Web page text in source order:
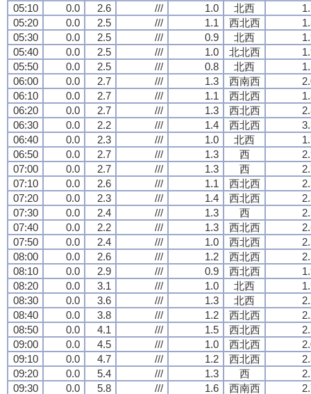
05:10
0.0 2.6 /// 1.0 北西
05:20
0.0 2.5 /// 1.1 西北西
05:30
0.0 2.5 /// 0.9 北西
05:40
0.0 2.5 /// 1.0 北北西
05:50
0.0 2.5 /// 0.8 北西
06:00
0.0 2.7 /// 1.3 西南西
06:10
0.0 2.7 /// 1.1 西北西
06:20
0.0 2.7 /// 1.3 西北西
06:30
0.0 2.2 /// 1.4 西北西
06:40
0.0 2.3 /// 1.0 北西
06:50
0.0 2.7 /// 1.3 西
07:00
0.0 2.7 /// 1.3 西
07:10
0.0 2.6 /// 1.1 西北西
07:20
0.0 2.3 /// 1.4 西北西
07:30
0.0 2.4 /// 1.3 西
07:40
0.0 2.2 /// 1.3 西北西
07:50
0.0 2.4 /// 1.0 西北西
08:00
0.0 2.6 /// 1.2 西北西
08:10
0.0 2.9 /// 0.9 西北西
08:20
0.0 3.1 /// 1.0 北西
08:30
0.0 3.6 /// 1.3 北西
08:40
0.0 3.8 /// 1.2 西北西
08:50
0.0 4.1 /// 1.5 西北西
09:00
0.0 4.5 /// 1.0 西北西
09:10
0.0 4.7 /// 1.2 西北西
09:20
0.0 5.4 /// 1.3 西
09:30
0.0 5.8 /// 1.6 西南西